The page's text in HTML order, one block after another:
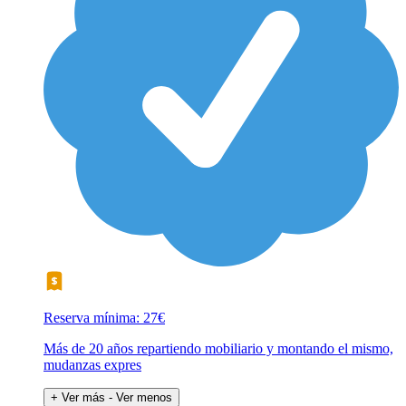
Reserva mínima: 27€
Más de 20 años repartiendo mobiliario y montando el mismo,
mudanzas expres
+ Ver más - Ver menos